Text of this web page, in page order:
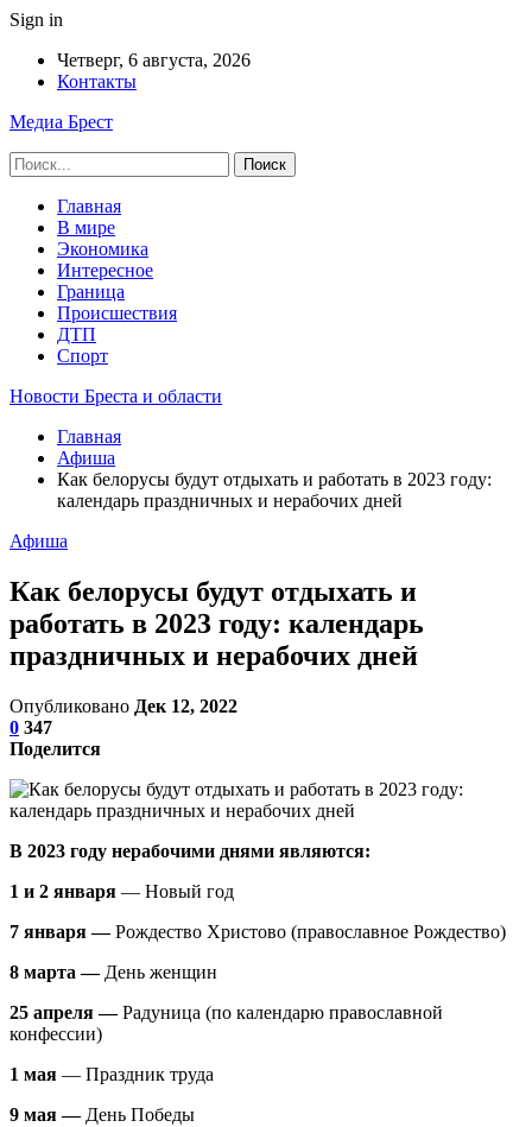
Sign in
Четверг, 6 августа, 2026
Контакты
Медиа Брест
Главная
В мире
Экономика
Интересное
Граница
Происшествия
ДТП
Спорт
Новости Бреста и области
Главная
Афиша
Как белорусы будут отдыхать и работать в 2023 году:
календарь праздничных и нерабочих дней
Афиша
Как белорусы будут отдыхать и
работать в 2023 году: календарь
праздничных и нерабочих дней
Опубликовано Дек 12, 2022
0 347
Поделится
В 2023 году нерабочими днями являются:
1 и 2 января — Новый год
7 января —Рождество Христово (православное Рождество)
8 марта —День женщин
25 апреля —Радуница (по календарю православной
конфессии)
1 мая — Праздник труда
9 мая —День Победы